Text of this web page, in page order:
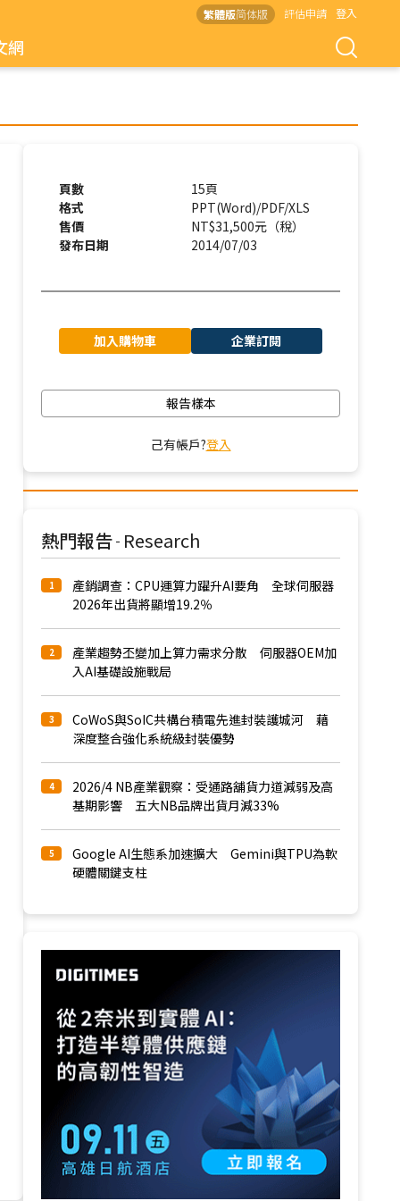
繁體版简体版 評估申請 登入
網
頁數
15頁
格式
PPT(Word)/PDF/XLS
售價
NT$31,500元（稅）
發布日期
2014/07/03
加入購物車 企業訂閱
報告樣本
己有帳戶?登入
熱門報告 - Research
1
產銷調查：CPU運算力躍升AI要角 全球伺服器
2026年出貨將顯增19.2％
2
產業趨勢丕變加上算力需求分散 伺服器OEM加
入AI基礎設施戰局
3
CoWoS與SoIC共構台積電先進封裝護城河 藉
深度整合強化系統級封裝優勢
4
2026/4 NB產業觀察：受通路舖貨力道減弱及高
基期影響 五大NB品牌出貨月減33%
5
Google AI生態系加速擴大 Gemini與TPU為軟
硬體關鍵支柱